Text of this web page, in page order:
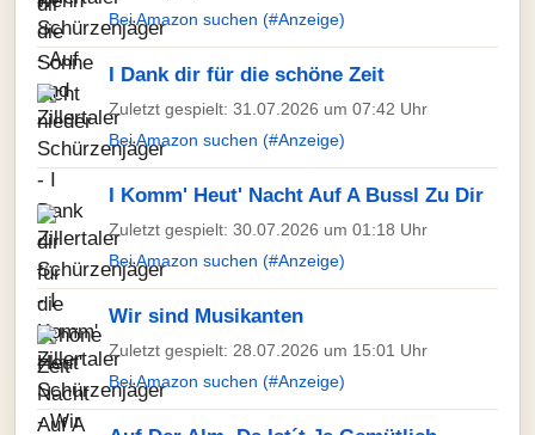
Bei Amazon suchen (#Anzeige)
I Dank dir für die schöne Zeit
Zuletzt gespielt: 31.07.2026 um 07:42 Uhr
Bei Amazon suchen (#Anzeige)
I Komm' Heut' Nacht Auf A Bussl Zu Dir
Zuletzt gespielt: 30.07.2026 um 01:18 Uhr
Bei Amazon suchen (#Anzeige)
Wir sind Musikanten
Zuletzt gespielt: 28.07.2026 um 15:01 Uhr
Bei Amazon suchen (#Anzeige)